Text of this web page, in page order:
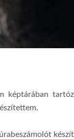
képtárában